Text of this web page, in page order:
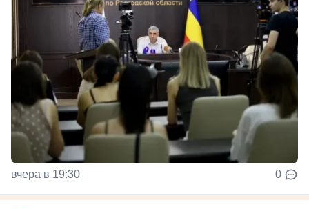
вчера в 19:30 0